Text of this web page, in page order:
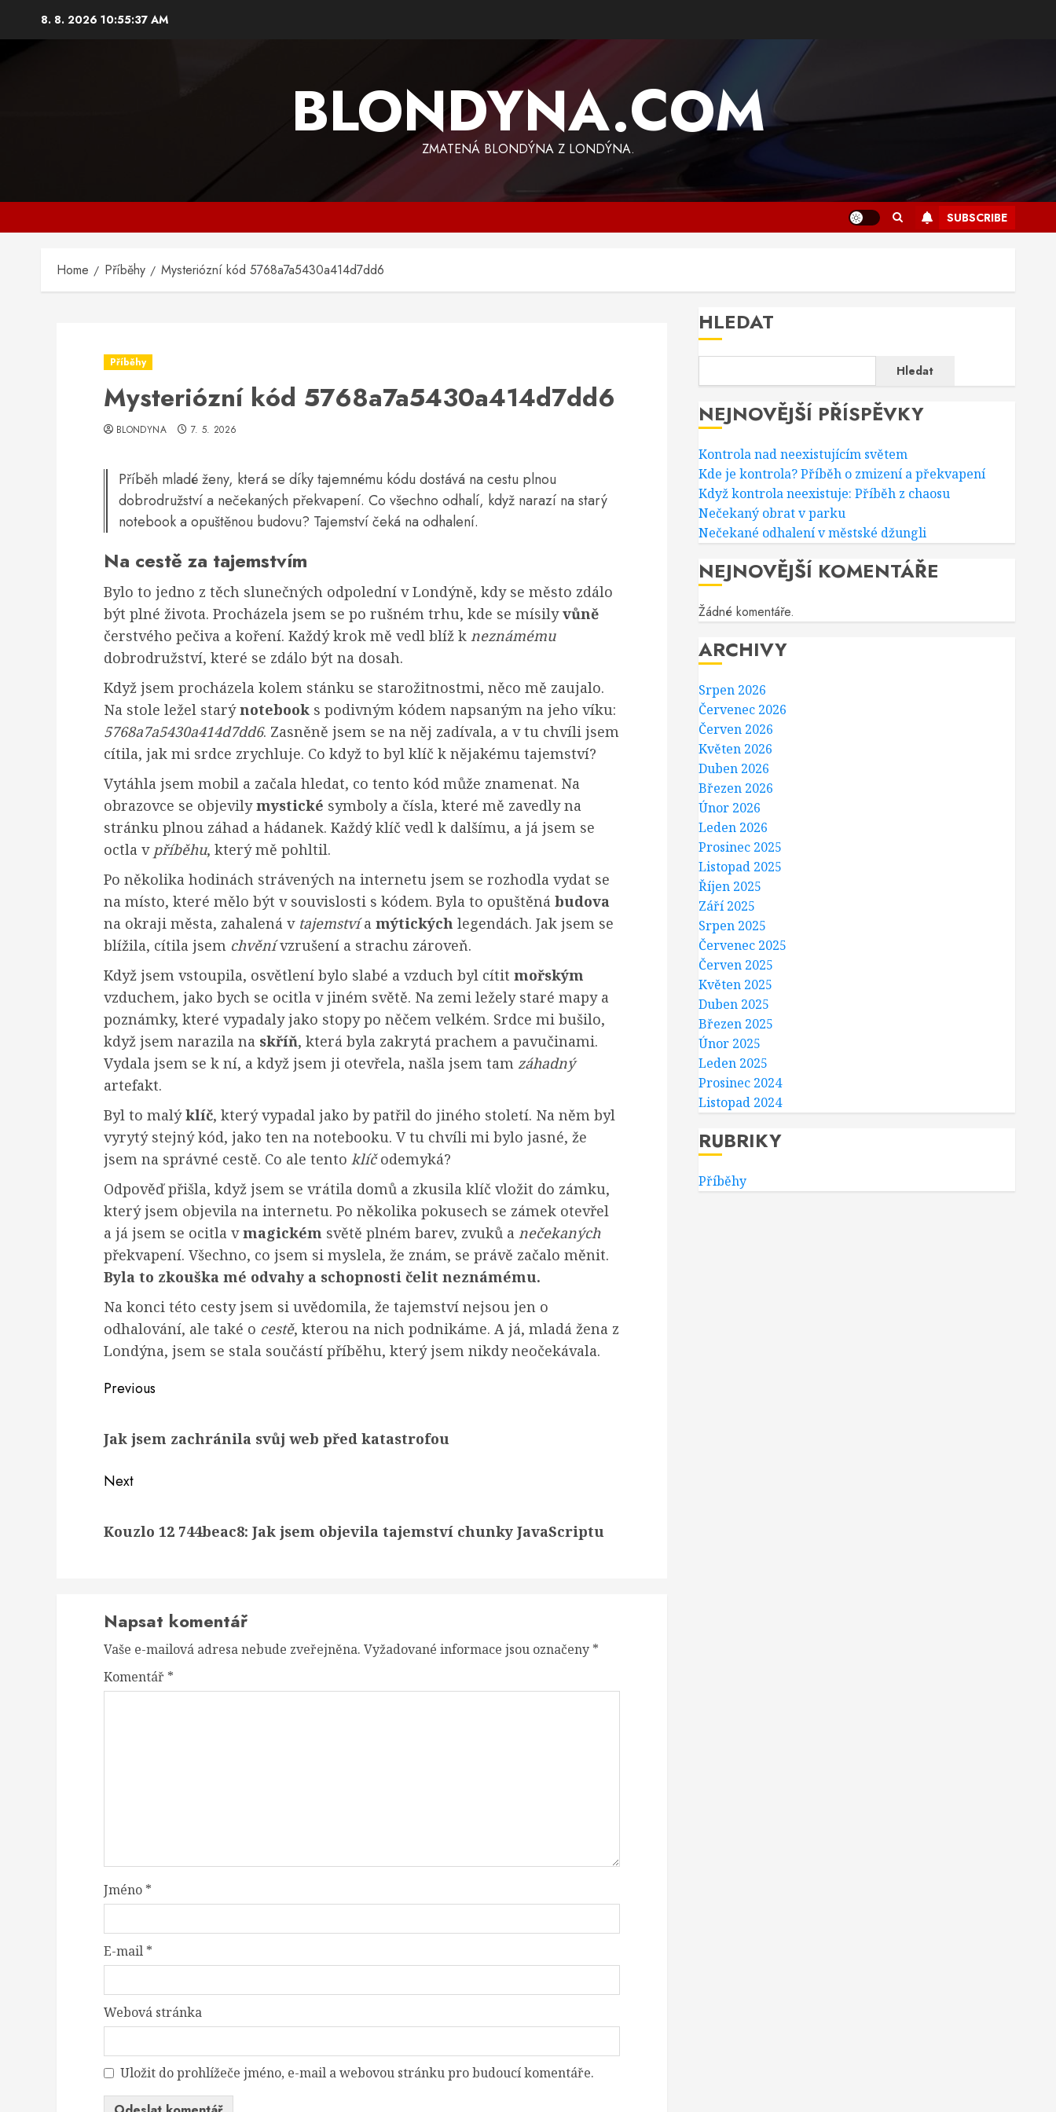
8. 8. 2026 10:55:38 AM
BLONDYNA.COM
ZMATENÁ BLONDÝNA Z LONDÝNA.
SUBSCRIBE
Home Příběhy Mysteriózní kód 5768a7a5430a414d7dd6
Příběhy
Mysteriózní kód 5768a7a5430a414d7dd6
BLONDYNA 7. 5. 2026
Příběh mladé ženy, která se díky tajemnému kódu dostává na cestu plnou
dobrodružství a nečekaných překvapení. Co všechno odhalí, když narazí na starý
notebook a opuštěnou budovu? Tajemství čeká na odhalení.
Na cestě za tajemstvím
Bylo to jedno z těch slunečných odpolední v Londýně, kdy se město zdálo
být plné života. Procházela jsem se po rušném trhu, kde se mísilyvůně
čerstvého pečiva a koření. Každý krok mě vedl blíž k neznámému
dobrodružství, které se zdálo být na dosah.
Když jsem procházela kolem stánku se starožitnostmi, něco mě zaujalo.
Na stole ležel starýnotebook s podivným kódem napsaným na jeho víku:
5768a7a5430a414d7dd6. Zasněně jsem se na něj zadívala, a v tu chvíli jsem
cítila, jak mi srdce zrychluje. Co když to byl klíč k nějakému tajemství?
Vytáhla jsem mobil a začala hledat, co tento kód může znamenat. Na
obrazovce se objevilymystické symboly a čísla, které mě zavedly na
stránku plnou záhad a hádanek. Každý klíč vedl k dalšímu, a já jsem se
octla v příběhu, který mě pohltil.
Po několika hodinách strávených na internetu jsem se rozhodla vydat se
na místo, které mělo být v souvislosti s kódem. Byla to opuštěná budova
na okraji města, zahalená v tajemstvía mýtických legendách. Jak jsem se
blížila, cítila jsem chvěnívzrušení a strachu zároveň.
Když jsem vstoupila, osvětlení bylo slabé a vzduch byl cítit mořským
vzduchem, jako bych se ocitla v jiném světě. Na zemi ležely staré mapy a
poznámky, které vypadaly jako stopy po něčem velkém. Srdce mi bušilo,
když jsem narazila na skříň, která byla zakrytá prachem a pavučinami.
Vydala jsem se k ní, a když jsem ji otevřela, našla jsem tam záhadný
artefakt.
Byl to malýklíč, který vypadal jako by patřil do jiného století. Na něm byl
vyrytý stejný kód, jako ten na notebooku. V tu chvíli mi bylo jasné, že
jsem na správné cestě. Co ale tento klíčodemyká?
Odpověď přišla, když jsem se vrátila domů a zkusila klíč vložit do zámku,
který jsem objevila na internetu. Po několika pokusech se zámek otevřel
a já jsem se ocitla vmagickém světě plném barev, zvuků a nečekaných
překvapení. Všechno, co jsem si myslela, že znám, se právě začalo měnit.
Byla to zkouška mé odvahy a schopnosti čelit neznámému.
Na konci této cesty jsem si uvědomila, že tajemství nejsou jen o
odhalování, ale také o cestě, kterou na nich podnikáme. A já, mladá žena z
Londýna, jsem se stala součástí příběhu, který jsem nikdy neočekávala.
Post
Previous
post:
Jak jsem zachránila svůj web před katastrofou
Next
post:
Kouzlo 12 744beac8: Jak jsem objevila tajemství chunky JavaScriptu
Napsat komentář
Vaše e-mailová adresa nebude zveřejněna. Vyžadované informace jsou označeny *
Komentář *
Jméno *
E-mail *
Webová stránka
Uložit do prohlížeče jméno, e-mail a webovou stránku pro budoucí komentáře.
HLEDAT
Hledat
NEJNOVĚJŠÍ PŘÍSPĚVKY
Kontrola nad neexistujícím světem
Kde je kontrola? Příběh o zmizení a překvapení
Když kontrola neexistuje: Příběh z chaosu
Nečekaný obrat v parku
Nečekané odhalení v městské džungli
NEJNOVĚJŠÍ KOMENTÁŘE
Žádné komentáře.
ARCHIVY
Srpen 2026
Červenec 2026
Červen 2026
Květen 2026
Duben 2026
Březen 2026
Únor 2026
Leden 2026
Prosinec 2025
Listopad 2025
Říjen 2025
Září 2025
Srpen 2025
Červenec 2025
Červen 2025
Květen 2025
Duben 2025
Březen 2025
Únor 2025
Leden 2025
Prosinec 2024
Listopad 2024
RUBRIKY
Příběhy